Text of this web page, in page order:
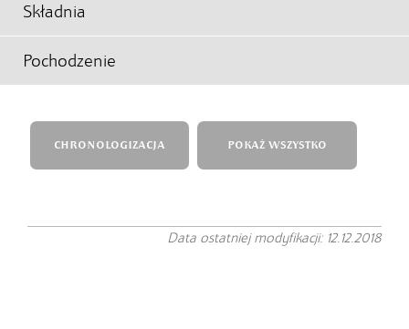
Składnia
Pochodzenie
CHRONOLOGIZACJA POKAŻ WSZYSTKO
Data ostatniej modyfikacji: 12.12.2018